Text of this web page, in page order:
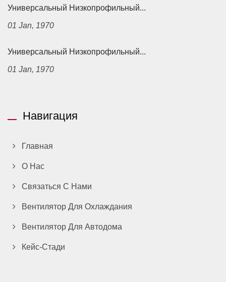
Универсальный Низкопрофильный...
01 Jan, 1970
Универсальный Низкопрофильный...
01 Jan, 1970
Навигация
Главная
О Нас
Связаться С Нами
Вентилятор Для Охлаждания
Вентилятор Для Автодома
Кейс-Стади